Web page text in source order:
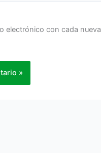
electrónico con cada nueva